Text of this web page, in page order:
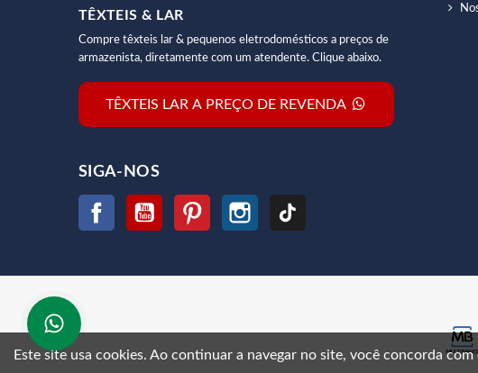
TÊXTEIS & LAR
Compre têxteis lar & pequenos eletrodomésticos a preços de
armazenista, diretamente com um atendente. Clique abaixo.
TÊXTEIS LAR A PREÇO DE REVENDA
SIGA-NOS
Facebook YouTube Pinterest Instagram
Este site usa cookies. Ao continuar a navegar no site, você concorda